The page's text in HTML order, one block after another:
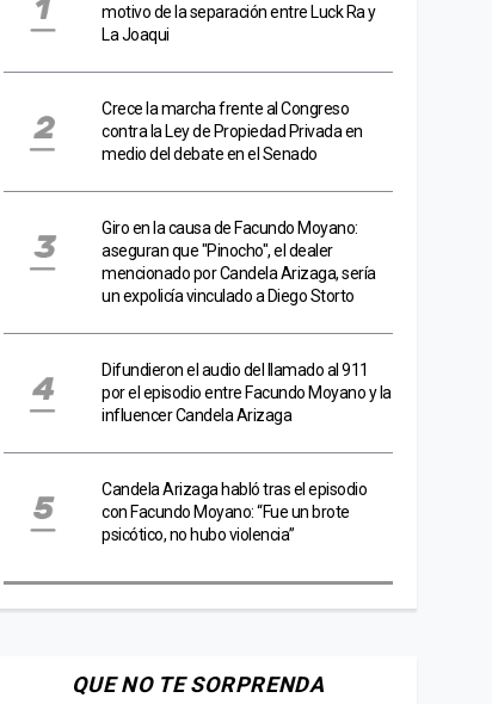
motivo de la separación entre Luck Ra y
La Joaqui
Crece la marcha frente al Congreso
contra la Ley de Propiedad Privada en
medio del debate en el Senado
Giro en la causa de Facundo Moyano:
aseguran que "Pinocho", el dealer
mencionado por Candela Arizaga, sería
un expolicía vinculado a Diego Storto
Difundieron el audio del llamado al 911
por el episodio entre Facundo Moyano y la
influencer Candela Arizaga
Candela Arizaga habló tras el episodio
con Facundo Moyano: “Fue un brote
psicótico, no hubo violencia”
QUE NO TE SORPRENDA